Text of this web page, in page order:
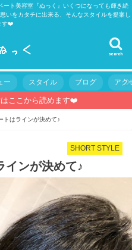
ト美容室『ぬっく』いくつになっても輝き続
いをカタチに出来る、そんなスタイルを提案し
す❤️
search
ー スタイル ブログ アク
ここから読めます❤️
トはラインが決めて♪
SHORT STYLE
インが決めて♪